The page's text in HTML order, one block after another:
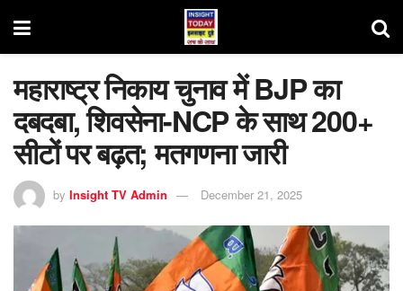
महाराष्ट्र निकाय चुनाव में BJP का
दबदबा, शिवसेना-NCP के साथ 200+
सीटों पर बढ़त; मतगणना जारी
by Insight TV Admin December 21, 2025